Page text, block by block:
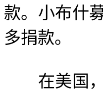
款。小布什
多捐款。
在美国，